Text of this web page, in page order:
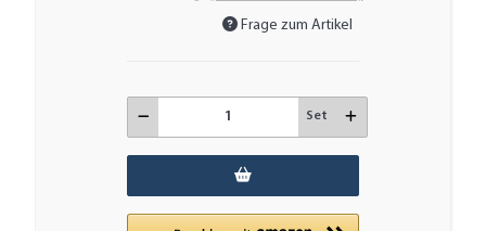
Frage zum Artikel
Set